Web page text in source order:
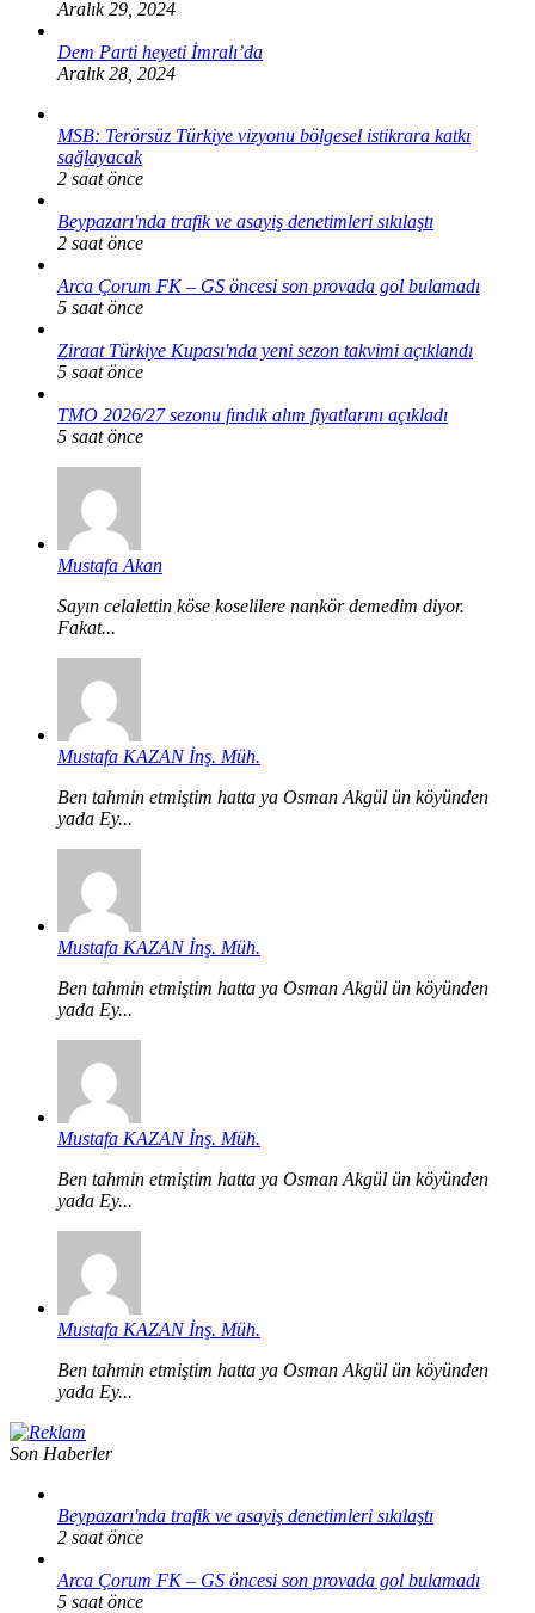
Aralık 29, 2024
Dem Parti heyeti İmralı’da
Aralık 28, 2024
MSB: Terörsüz Türkiye vizyonu bölgesel istikrara katkı
sağlayacak
2 saat önce
Beypazarı'nda trafik ve asayiş denetimleri sıkılaştı
2 saat önce
Arca Çorum FK – GS öncesi son provada gol bulamadı
5 saat önce
Ziraat Türkiye Kupası'nda yeni sezon takvimi açıklandı
5 saat önce
TMO 2026/27 sezonu fındık alım fiyatlarını açıkladı
5 saat önce
Mustafa Akan
Sayın celalettin köse koselilere nankör demedim diyor.
Fakat...
Mustafa KAZAN İnş. Müh.
Ben tahmin etmiştim hatta ya Osman Akgül ün köyünden
yada Ey...
Mustafa KAZAN İnş. Müh.
Ben tahmin etmiştim hatta ya Osman Akgül ün köyünden
yada Ey...
Mustafa KAZAN İnş. Müh.
Ben tahmin etmiştim hatta ya Osman Akgül ün köyünden
yada Ey...
Mustafa KAZAN İnş. Müh.
Ben tahmin etmiştim hatta ya Osman Akgül ün köyünden
yada Ey...
Son Haberler
Beypazarı'nda trafik ve asayiş denetimleri sıkılaştı
2 saat önce
Arca Çorum FK – GS öncesi son provada gol bulamadı
5 saat önce